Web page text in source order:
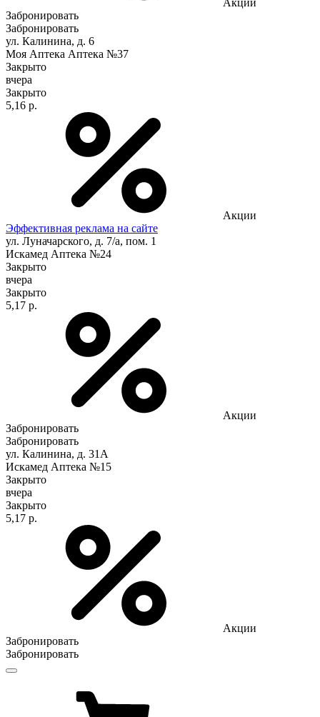
Забронировать
Забронировать
ул. Калинина, д. 6
Моя Аптека Аптека №37
Закрыто
вчера
Закрыто
5,16 р.
Акции
Эффективная реклама на сайте
ул. Луначарского, д. 7/а, пом. 1
Искамед Аптека №24
Закрыто
вчера
Закрыто
5,17 р.
Акции
Забронировать
Забронировать
ул. Калинина, д. 31А
Искамед Аптека №15
Закрыто
вчера
Закрыто
5,17 р.
Акции
Забронировать
Забронировать